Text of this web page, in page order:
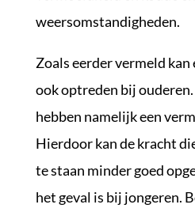
weersomstandigheden.
Zoals eerder vermeld
ook optreden bij
hebben namelijk een
Hierdoor kan de kracht
te staan minder goed
het geval is bij jongeren.